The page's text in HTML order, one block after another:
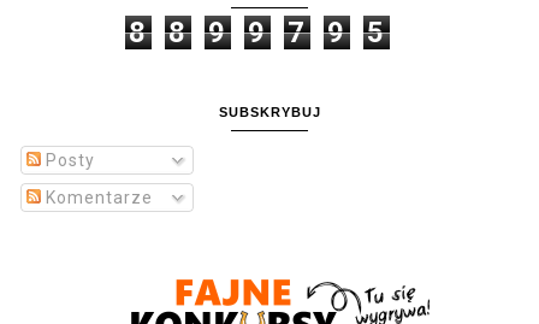
8 8 9 9 7 9 5
SUBSKRYBUJ
Posty
Komentarze